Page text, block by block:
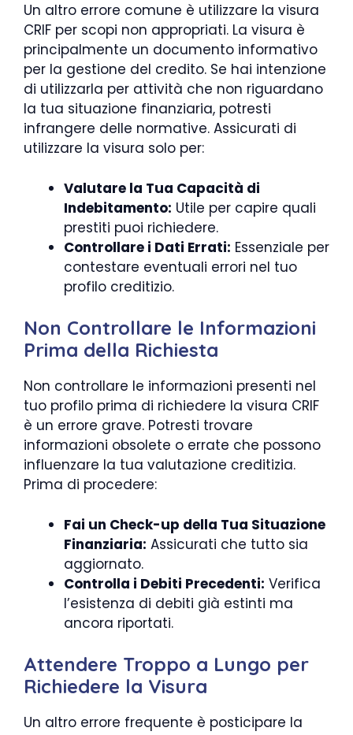
Un altro errore comune è utilizzare la visura
CRIF per scopi non appropriati. La visura è
principalmente un documento informativo
per la gestione del credito. Se hai intenzione
di utilizzarla per attività che non riguardano
la tua situazione finanziaria, potresti
infrangere delle normative. Assicurati di
utilizzare la visura solo per:
Valutare la Tua Capacità di
Indebitamento: Utile per capire quali
prestiti puoi richiedere.
Controllare i Dati Errati: Essenziale per
contestare eventuali errori nel tuo
profilo creditizio.
Non Controllare le Informazioni
Prima della Richiesta
Non controllare le informazioni presenti nel
tuo profilo prima di richiedere la visura CRIF
è un errore grave. Potresti trovare
informazioni obsolete o errate che possono
influenzare la tua valutazione creditizia.
Prima di procedere:
Fai un Check-up della Tua Situazione
Finanziaria: Assicurati che tutto sia
aggiornato.
Controlla i Debiti Precedenti: Verifica
l’esistenza di debiti già estinti ma
ancora riportati.
Attendere Troppo a Lungo per
Richiedere la Visura
Un altro errore frequente è posticipare la